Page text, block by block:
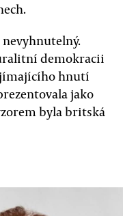
demokracii
hnutí
jako
byla britská